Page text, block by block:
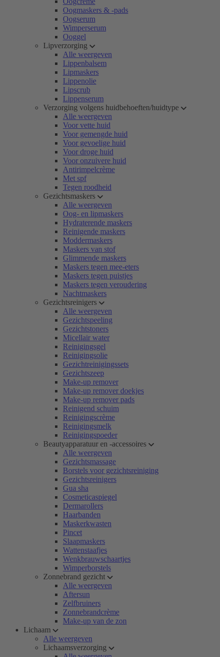
Oogmaskers & -pads
Oogserum
Wimperserum
Ooggel
Lipverzorging
Alle weergeven
Lippenbalsem
Lipmaskers
Lippenolie
Lipscrub
Lippenserum
Verzorging volgens huidbehoeften/huidtype
Alle weergeven
Voor vette huid
Voor gemengde huid
Voor gevoelige huid
Voor droge huid
Voor onzuivere huid
Antirimpelcrème
Met spf
Tegen roodheid
Gezichtsmaskers
Alle weergeven
Oog- en lipmaskers
Hydraterende maskers
Reinigende maskers
Moddermaskers
Maskers van stof
Glimmende maskers
Maskers tegen mee-eters
Maskers tegen puistjes
Maskers tegen veroudering
Nachtmaskers
Gezichtsreinigers
Alle weergeven
Gezichtspeeling
Gezichtstoners
Micellair water
Reinigingsgel
Reinigingsolie
Gezichtreinigingssets
Gezichtszeep
Make-up remover
Make-up remover doekjes
Make-up remover pads
Reinigend schuim
Reinigingscrème
Reinigingsmelk
Reinigingspoeder
Beautyapparatuur en -accessoires
Alle weergeven
Gezichtsmassage
Borstels voor gezichtsreiniging
Gezichtsreinigers
Gua sha
Cosmeticaspiegel
Dermarollers
Haarbanden
Maskerkwasten
Pincet
Slaapmaskers
Wattenstaafjes
Wenkbrauwschaartjes
Wimperborstels
Zonnebrand gezicht
Alle weergeven
Aftersun
Zelfbruiners
Zonnebrandcrème
Make-up van de zon
Lichaam
Alle weergeven
Lichaamsverzorging